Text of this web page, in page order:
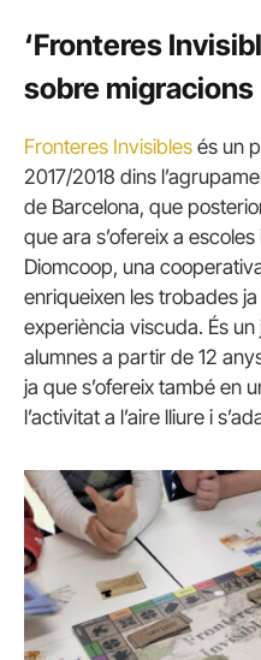
‘Fronteres
sobre migracions
Fronteres Invisibles és un
2017/2018 dins
de Barcelona, que
que ara s’ofereix a
Diomcoop, una
enriqueixen les trobades
experiència viscuda. És
alumnes a partir de 12
ja que s’ofereix també en
l’activitat a l’aire lliure i